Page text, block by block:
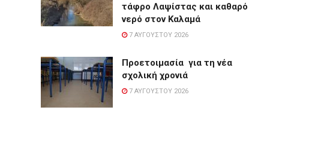
τάφρο Λαψίστας και καθαρό
νερό στον Καλαμά
7 ΑΥΓΟΎΣΤΟΥ 2026
Προετοιμασία για τη νέα
σχολική χρονιά
7 ΑΥΓΟΎΣΤΟΥ 2026